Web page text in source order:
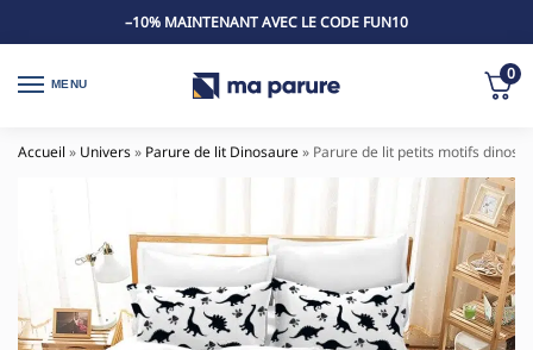
–10% MAINTENANT AVEC LE CODE FUN10
MENU
0
Accueil » Univers» Parure de lit Dinosaure» Parure de lit petits motifs